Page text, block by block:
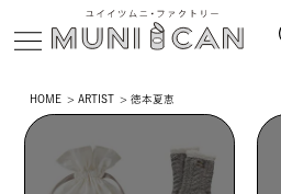
HOME ARTIST 徳本夏恵